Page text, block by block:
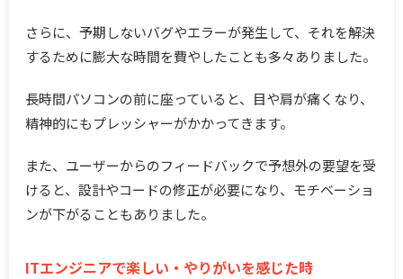
さらに、予期しないバグやエラーが発生して、それを解決
するために膨大な時間を費やしたことも多々ありました。
長時間パソコンの前に座っていると、目や肩が痛くなり、
精神的にもプレッシャーがかかってきます。
また、ユーザーからのフィードバックで予想外の要望を受
けると、設計やコードの修正が必要になり、モチベーショ
ンが下がることもありました。
ITエンジニアで楽しい・やりがいを感じた時